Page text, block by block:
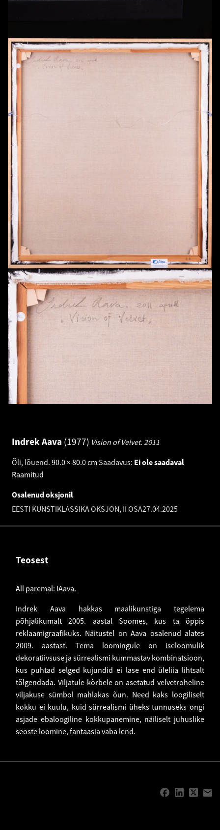
Indrek Aava 1977 Vision of Velvet. 2011
Õli, lõuend. 90.0 × 80.0 cm Saadavus: Ei ole saadaval
Raamitud
Osalenud oksjonil
EESTI KUNSTIKLASSIKA OKSJON, II OSA27.04.2025
Teosest
All paremal: IAava.
Indrek Aava hakkas maalikunstiga tegelema
põhjalikumalt 2005. aastal Soomes, kus ta õppis
reklaamigraafikuks. Näitustel on Aava osalenud alates
2009. aastast. Tema loomingule on iseloomulik
dekoratiivsuse ja sürrealismi kummastav kombinatsioon,
kus puhtad selged kujundid ei lase end üleliia lihtsalt
tõlgendada. Viljatule kõrbele on asetatud velvetroheline
viljakuse sümbol mahlakas õun. Need kaks loogiliselt
kokku ei kuulu, kuid sürrealismi üheks tunnuseks ongi
asjade ebaloogiline kokkupanemine, näiliselt juhuslike
seoste loomine, fantaasia vaba lend.